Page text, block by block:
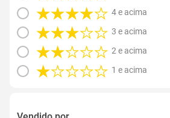
4 e acima
3 e acima
2 e acima
1 e acima